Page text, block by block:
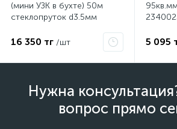
(мини УЗК в бухте) 50м
стеклопруток d3.5мм
16 350 тг /шт 5 095
Нужна
вопрос прямо